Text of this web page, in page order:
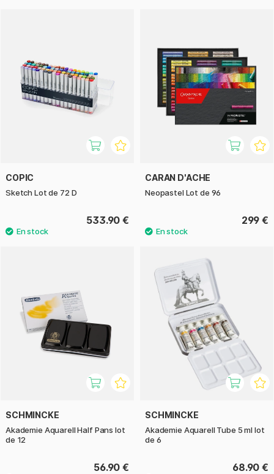
COPIC
Sketch Lot de 72 D
533.90 €
CARAN D'ACHE
Neopastel Lot de 96
299 €
SCHMINCKE
Akademie Aquarell Half Pans lot
de 12
56.90 €
SCHMINCKE
Akademie Aquarell Tube 5 ml lot
de 6
68.90 €